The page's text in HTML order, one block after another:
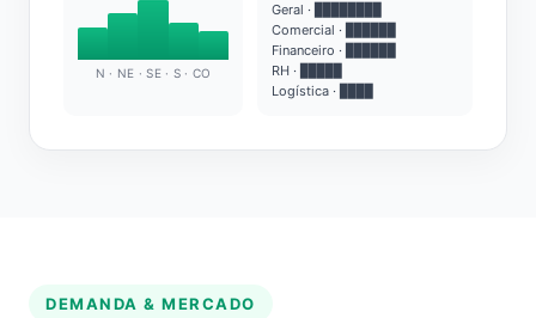
N · NE · SE · S · CO
Geral · ████████
Comercial · ██████
Financeiro · ██████
RH · █████
Logística · ████
DEMANDA & MERCADO